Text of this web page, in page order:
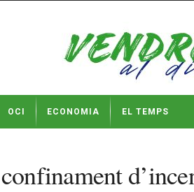
OCI ECONOMIA EL TEMPS